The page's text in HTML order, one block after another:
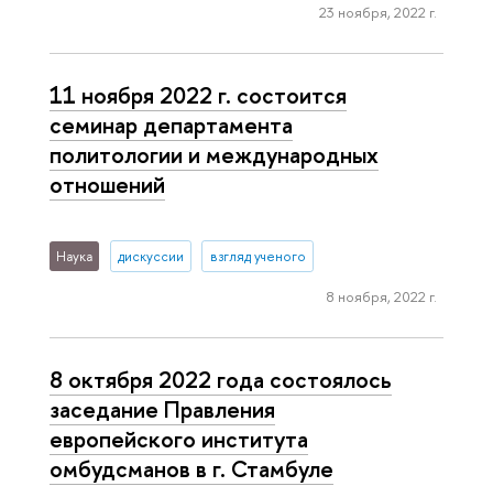
23 ноября, 2022 г.
11 ноября 2022 г. состоится
семинар департамента
политологии и международных
отношений
Наука дискуссии взгляд ученого
8 ноября, 2022 г.
8 октября 2022 года состоялось
заседание Правления
европейского института
омбудсманов в г. Стамбуле